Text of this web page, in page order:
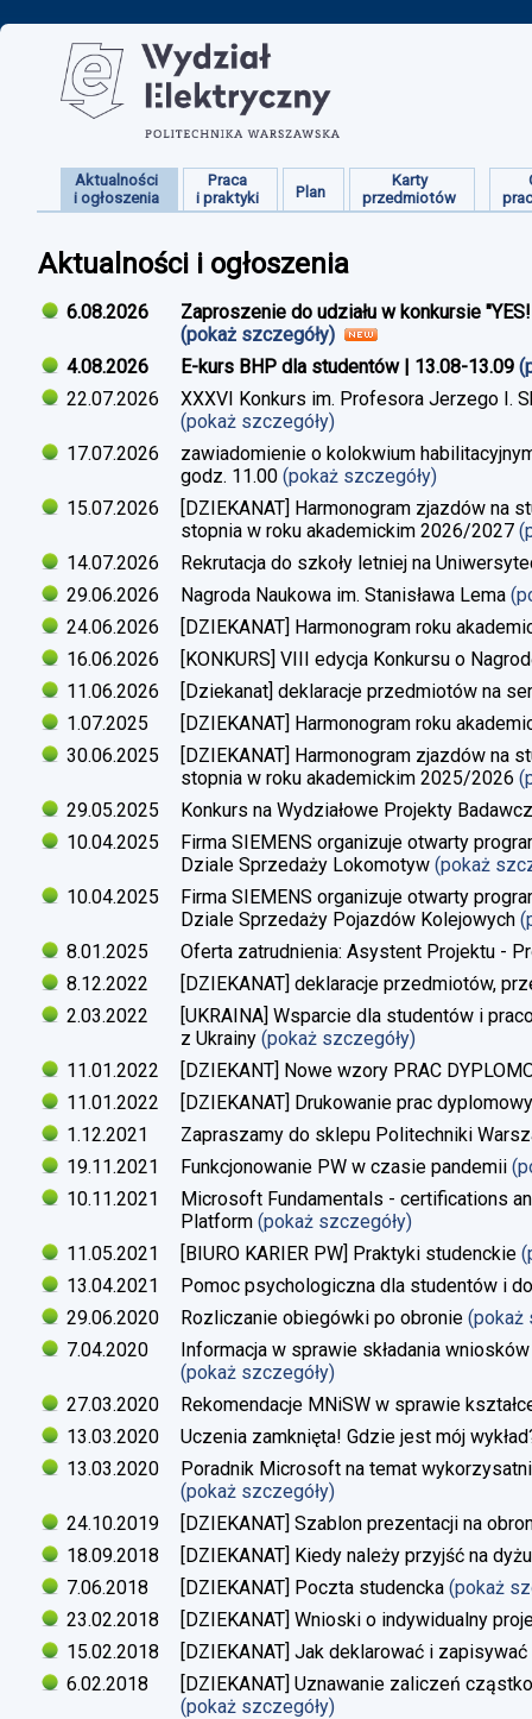
Aktualności
i ogłoszenia
Praca
i praktyki
Plan
Karty
przedmiotów
Aktualności i ogłoszenia
6.08.2026
Zaproszenie do udziału w konkursie
(pokaż szczegóły)
4.08.2026
E-kurs BHP dla studentów | 13.08-13.09
22.07.2026
XXXVI Konkurs im. Profesora Jerzego I.
(pokaż szczegóły)
17.07.2026
zawiadomienie o kolokwium
godz. 11.00 (pokaż szczegóły)
15.07.2026
[DZIEKANAT] Harmonogram zjazdów na
stopnia w roku akademickim 2026/2027
14.07.2026
Rekrutacja do szkoły letniej na
29.06.2026
Nagroda Naukowa im. Stanisława Lema
24.06.2026
[DZIEKANAT] Harmonogram roku
16.06.2026
[KONKURS] VIII edycja Konkursu o
11.06.2026
[Dziekanat] deklaracje przedmiotów na
1.07.2025
[DZIEKANAT] Harmonogram roku
30.06.2025
[DZIEKANAT] Harmonogram zjazdów na
stopnia w roku akademickim 2025/2026
29.05.2025
Konkurs na Wydziałowe Projekty
10.04.2025
Firma SIEMENS organizuje otwarty
Dziale Sprzedaży Lokomotyw (pokaż
10.04.2025
Firma SIEMENS organizuje otwarty
Dziale Sprzedaży Pojazdów Kolejowych
8.01.2025
Oferta zatrudnienia: Asystent Projektu -
8.12.2022
[DZIEKANAT] deklaracje przedmiotów,
2.03.2022
[UKRAINA] Wsparcie dla studentów i
z Ukrainy (pokaż szczegóły)
11.01.2022
[DZIEKANT] Nowe wzory PRAC
11.01.2022
[DZIEKANAT] Drukowanie prac
1.12.2021
Zapraszamy do sklepu Politechniki
19.11.2021
Funkcjonowanie PW w czasie pandemii
10.11.2021
Microsoft Fundamentals - certifications
Platform (pokaż szczegóły)
11.05.2021
[BIURO KARIER PW] Praktyki studenckie
13.04.2021
Pomoc psychologiczna dla studentów i
29.06.2020
Rozliczanie obiegówki po obronie (pokaż
7.04.2020
Informacja w sprawie składania
(pokaż szczegóły)
27.03.2020
Rekomendacje MNiSW w sprawie
13.03.2020
Uczenia zamknięta! Gdzie jest mój
13.03.2020
Poradnik Microsoft na temat
(pokaż szczegóły)
24.10.2019
[DZIEKANAT] Szablon prezentacji na
18.09.2018
[DZIEKANAT] Kiedy należy przyjść na
7.06.2018
[DZIEKANAT] Poczta studencka (pokaż
23.02.2018
[DZIEKANAT] Wnioski o indywidualny
15.02.2018
[DZIEKANAT] Jak deklarować i
6.02.2018
[DZIEKANAT] Uznawanie zaliczeń
(pokaż szczegóły)